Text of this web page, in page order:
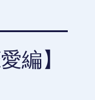
編】